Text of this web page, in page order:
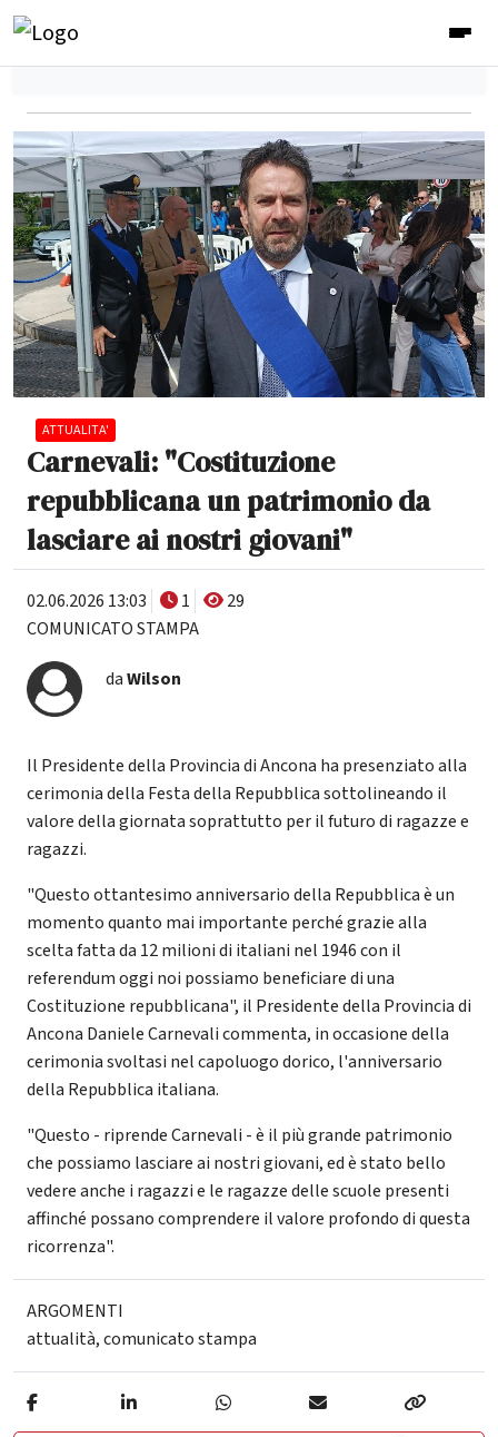
ATTUALITA'
Carnevali: "Costituzione
repubblicana un patrimonio da
lasciare ai nostri giovani"
02.06.2026 13:03 1
29
COMUNICATO STAMPA
daWilson
Il Presidente della Provincia di Ancona ha presenziato alla
cerimonia della Festa della Repubblica sottolineando il
valore della giornata soprattutto per il futuro di ragazze e
ragazzi.
"Questo ottantesimo anniversario della Repubblica è un
momento quanto mai importante perché grazie alla
scelta fatta da 12 milioni di italiani nel 1946 con il
referendum oggi noi possiamo beneficiare di una
Costituzione repubblicana", il Presidente della Provincia di
Ancona Daniele Carnevali commenta, in occasione della
cerimonia svoltasi nel capoluogo dorico, l'anniversario
della Repubblica italiana.
"Questo - riprende Carnevali - è il più grande patrimonio
che possiamo lasciare ai nostri giovani, ed è stato bello
vedere anche i ragazzi e le ragazze delle scuole presenti
affinché possano comprendere il valore profondo di questa
ricorrenza".
ARGOMENTI
attualità,comunicato stampa